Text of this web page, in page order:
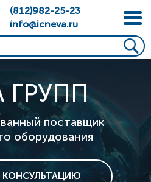
(812)982-25-23
info@icneva.ru
ГРУПП
поставщик
оборудования
КОНСУЛЬТАЦИЮ